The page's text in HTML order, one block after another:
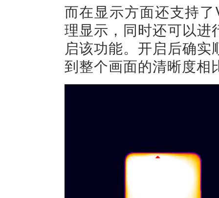
而在显示方面还支持
理显示，同时还可以
启该功能。开启后确
到整个画面的清晰度相